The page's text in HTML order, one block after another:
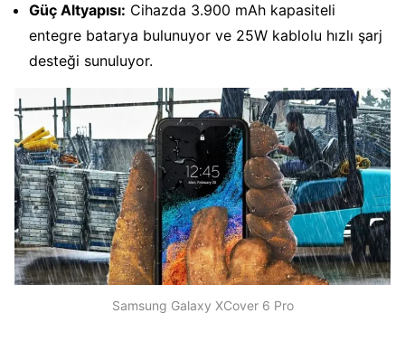
Güç Altyapısı: Cihazda 3.900 mAh kapasiteli
entegre batarya bulunuyor ve 25W kablolu hızlı şarj
desteği sunuluyor.
Samsung Galaxy XCover 6 Pro